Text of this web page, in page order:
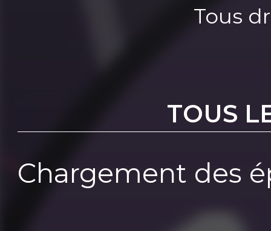
Tous
TOUS
Chargement des